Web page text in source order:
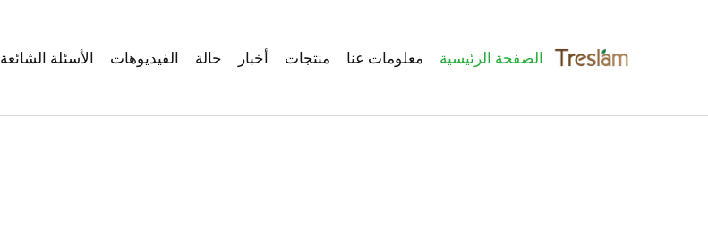
الصفحة الرئيسية معلومات عنا منتجات أخبار حالة الفيديوهات الأسئلة الشائعة